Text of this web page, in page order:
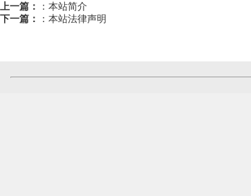
上一篇： ： 本站简介
下一篇：
： 本站法律声明